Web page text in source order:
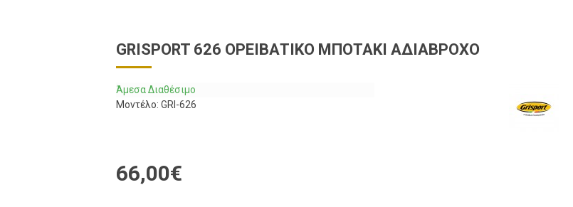
GRISPORT 626 ΟΡΕΙΒΑΤΙΚΌ ΜΠΟΤΆΚΙ ΑΔΙΆΒΡΟΧΟ
Άμεσα Διαθέσιμο
Μοντέλο: GRI-626
66,00€